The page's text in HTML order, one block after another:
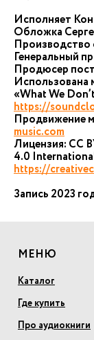
Исполняет
Обложка
Генеральный
Продюсер
Использована
«What We
https://
Продвижение
music.com
Лицензия: CC
4.0
https://
Запись 2023
МЕНЮ
Каталог
Где купить
Про аудиокниги